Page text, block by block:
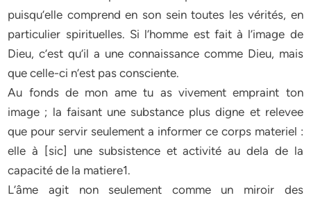
puisqu’elle comprend en son sein toutes les vérités, en
particulier spirituelles. Si l’homme est fait à l’image de
Dieu, c’est qu’il a une connaissance comme Dieu, mais
que celle-ci n’est pas consciente.
Au fonds de mon ame tu as vivement empraint ton
image ; la faisant une substance plus digne et relevee
que pour servir seulement a informer ce corps materiel :
elle à [sic] une subsistence et activité au dela de la
capacité de la matiere1.
L’âme agit non seulement comme un miroir des